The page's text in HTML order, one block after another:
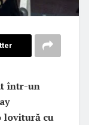
într-un
lovitură cu